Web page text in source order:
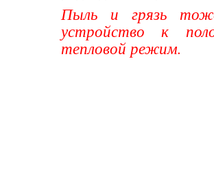
Пыль и грязь
устройство к
тепловой режим.